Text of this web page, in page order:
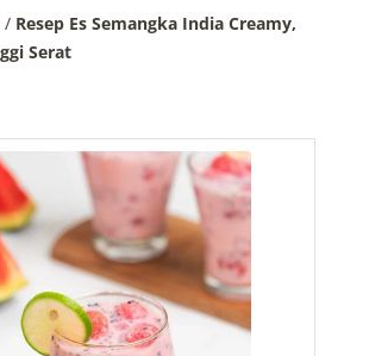
/ Resep Es Semangka India Creamy,
Serat